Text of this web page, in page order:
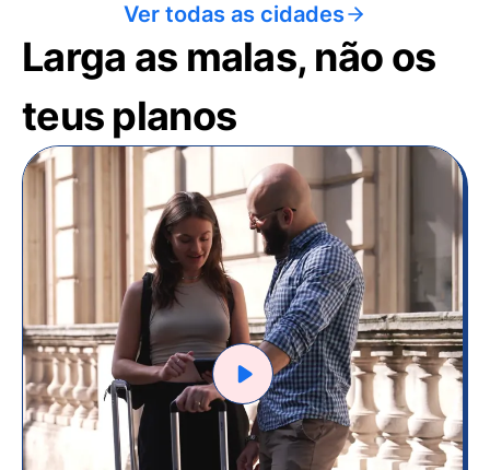
Ver todas as cidades
Larga as malas, não os
teus planos